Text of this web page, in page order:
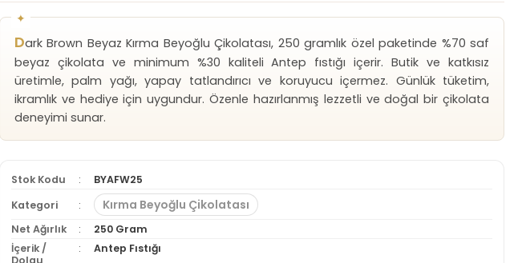
Dark Brown Beyaz Kırma Beyoğlu Çikolatası, 250 gramlık özel paketinde %70 saf
beyaz çikolata ve minimum %30 kaliteli Antep fıstığı içerir. Butik ve katkısız
üretimle, palm yağı, yapay tatlandırıcı ve koruyucu içermez. Günlük tüketim,
ikramlık ve hediye için uygundur. Özenle hazırlanmış lezzetli ve doğal bir çikolata
deneyimi sunar.
Stok Kodu
BYAFW25
Kategori
Kırma Beyoğlu Çikolatası
Net Ağırlık
250 Gram
İçerik /
Dolgu
Antep Fıstığı